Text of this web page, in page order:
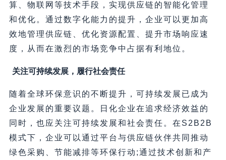
算、物联网等技术手段，实现供应链的智能化管理
和优化。通过数字化能力的提升，企业可以更加高
效地管理供应链、优化资源配置、提升市场响应速
度，从而在激烈的市场竞争中占据有利地位。
关注可持续发展，履行社会责任
随着全球环保意识的不断提升，可持续发展已成为
企业发展的重要议题。日化企业在追求经济效益的
同时，也应关注可持续发展和社会责任。在S2B2B
模式下，企业可以通过平台与供应链伙伴共同推动
绿色采购、节能减排等环保行动;通过技术创新和产